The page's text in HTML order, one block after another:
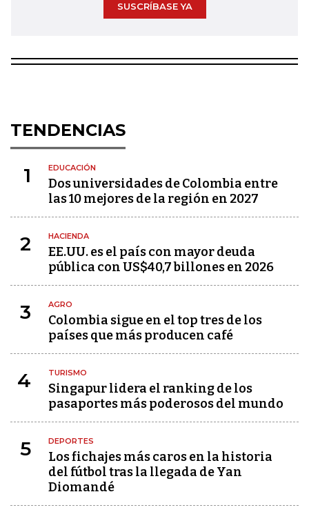
SUSCRÍBASE YA
TENDENCIAS
1 EDUCACIÓN
Dos universidades de Colombia entre
las 10 mejores de la región en 2027
2 HACIENDA
EE.UU. es el país con mayor deuda
pública con US$40,7 billones en 2026
3 AGRO
Colombia sigue en el top tres de los
países que más producen café
4 TURISMO
Singapur lidera el ranking de los
pasaportes más poderosos del mundo
5 DEPORTES
Los fichajes más caros en la historia
del fútbol tras la llegada de Yan
Diomandé